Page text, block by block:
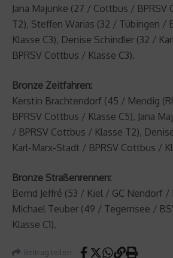
Jana Majunke (27 / Cottbus / BPRSV
T2), Steffen Warias (32 / Tübingen /
Klasse C3), Denise Schindler (32 /
BPRSV Cottbus / Klasse C3).
Bronze Zeitfahren:
Kerstin Brachtendorf (45 / Mendig
BPRSV Cottbus / Klasse C5), Jana
/ BPRSV Cottbus / Klasse T2),
Karl-Marx-Stadt / BPRSV Cottbus /
Bronze Straßenrennen:
Bernd Jeffré (53 / Kiel / GC Nendorf /
Michael Teuber (49 / Tegernsee /
Klasse C1).
Beitrag teilen